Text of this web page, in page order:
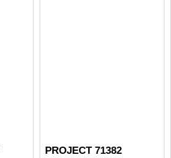
PROJECT 71382